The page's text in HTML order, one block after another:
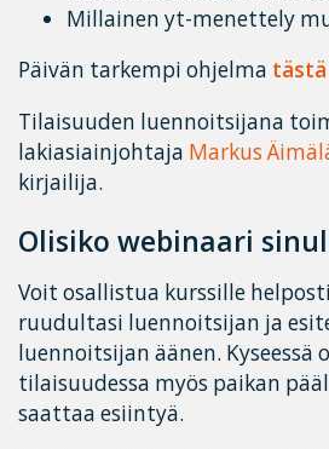
Millainen yt-menettely
Päivän tarkempi ohjelma tästä
Tilaisuuden luennoitsijana
lakiasiainjohtaja Markus
kirjailija.
Olisiko webinaari
Voit osallistua kurssille
ruudultasi luennoitsijan ja
luennoitsijan äänen.
tilaisuudessa myös paikan
saattaa esiintyä.